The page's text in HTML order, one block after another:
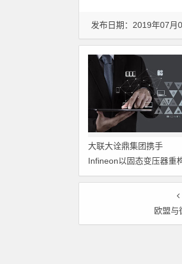
发布日期：2019年07月
大联大诠鼎集团携手
Infineon以固态变压器重
配电效率新标杆
欧盟与